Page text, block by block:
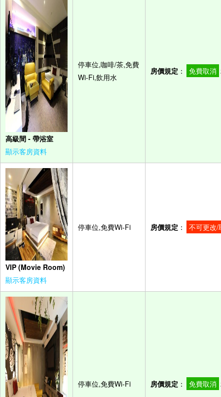
高級間 - 帶浴室
顯示客房資料
停車位,咖啡/茶,免費
Wi-Fi,飲用水
房價規定 ： 免費取消
VIP (Movie Room)
顯示客房資料
停車位,免費Wi-Fi 房價規定 ： 不可更改/
停車位,免費Wi-Fi 房價規定 ： 免費取消